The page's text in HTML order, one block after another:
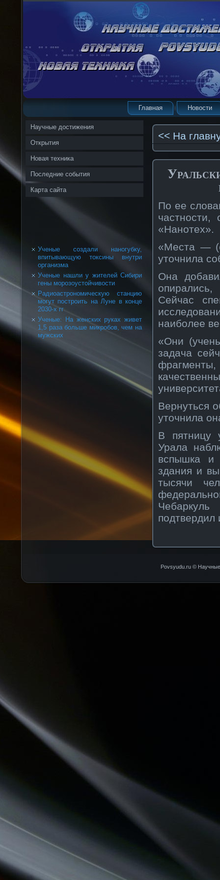
Главная Новости
Научные достижения
Открытия
Новая техника
Последние события
Карта сайта
Ученые создали наногубку,
впитывающую токсины внутри
организма
Ученые нашли у жителей Сибири
гены морозоустойчивости
Радиоастрономическую станцию
могут построить на Луне в конце
2030-х гг
Ученые: На женских руках живет
1,5 раза больше микробов, чем на
мужских
<< На
По ее
частности,
«Нанотех».
«Места —
уточнила
Она
Сейчас
наиболее
«Они
задача
Вернуться
уточнила
В пятницу
Урала
вспышка и
здания и
тысячи
подтвердил
Povsyudu.ru © Научные